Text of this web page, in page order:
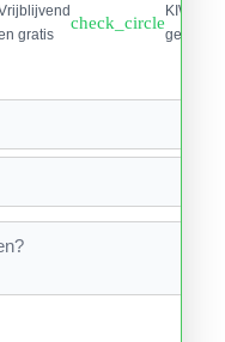
gratis
check_circle
KIWA